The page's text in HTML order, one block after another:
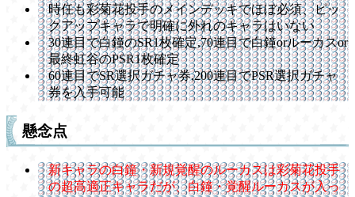
時任も彩菊花投手のメインデッキでほぼ必須、ピッ
クアップキャラで明確に外れのキャラはいない
30連目で白鐘のSR1枚確定,70連目で白鐘orルーカスor
最終虹谷のPSR1枚確定
60連目でSR選択ガチャ券,200連目でPSR選択ガチャ
券を入手可能
懸念点
新キャラの白鐘・新規覚醒のルーカスは彩菊花投手
の超高適正キャラだが、白鐘・覚醒ルーカスが入っ